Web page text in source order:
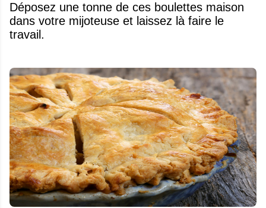
Déposez une tonne de ces boulettes maison
dans votre mijoteuse et laissez là faire le
travail.